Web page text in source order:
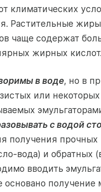
климатических
Растительные
чаще содержат
жирных кислот.
в воде, но в
или
с водой
получения
вода) и обратных
вводить
основано получение